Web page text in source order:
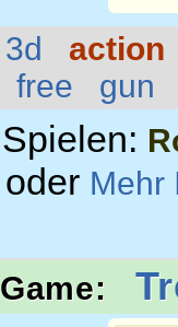
3d action
free gun
Mehr